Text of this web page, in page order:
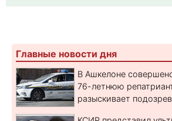
Главные новости дня
В Ашкелоне
76-летнюю
разыскивает